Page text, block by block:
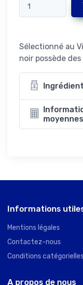
Sélectionné au
noir possède des
Informations
Mentions légales
Contactez-nous
Conditions
A propos de nous